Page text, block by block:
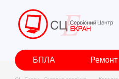
Перейти до основного контенту
БПЛА Ремонт